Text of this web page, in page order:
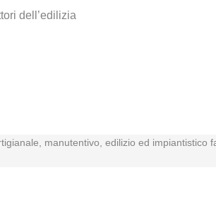
dell’edilizia
manutentivo, edilizio ed impiantistico